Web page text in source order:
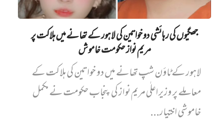
جھگیوں کی رہائشی دو خواتین کی لاہور کے تھانے میں‌ ہلاکت پر
مریم نواز حکومت خاموش
لاہور کے ٹاؤن شپ تھانے میں دو خواتین کی ہلاکت کے
معاملے پر وزیراعلٰی مریم نواز کی پنجاب حکومت نے مکمل
خاموشی اختیار...